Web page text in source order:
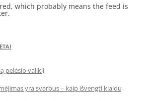
which probably means the feed is
pelėsio valiklį
yra svarbus – kaip išvengti klaidų